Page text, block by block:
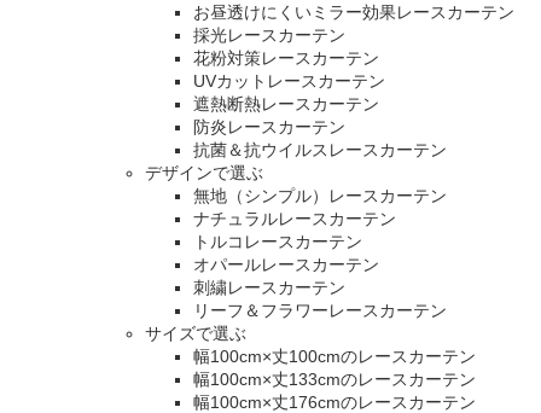
お昼透けにくいミラー効果レースカーテン
採光レースカーテン
花粉対策レースカーテン
UVカットレースカーテン
遮熱断熱レースカーテン
防炎レースカーテン
抗菌＆抗ウイルスレースカーテン
デザインで選ぶ
無地（シンプル）レースカーテン
ナチュラルレースカーテン
トルコレースカーテン
オパールレースカーテン
刺繍レースカーテン
リーフ＆フラワーレースカーテン
サイズで選ぶ
幅100cm×丈100cmのレースカーテン
幅100cm×丈133cmのレースカーテン
幅100cm×丈176cmのレースカーテン